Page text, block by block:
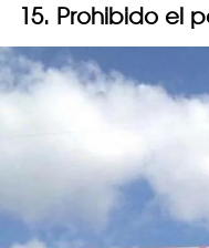
15. Prohibido el